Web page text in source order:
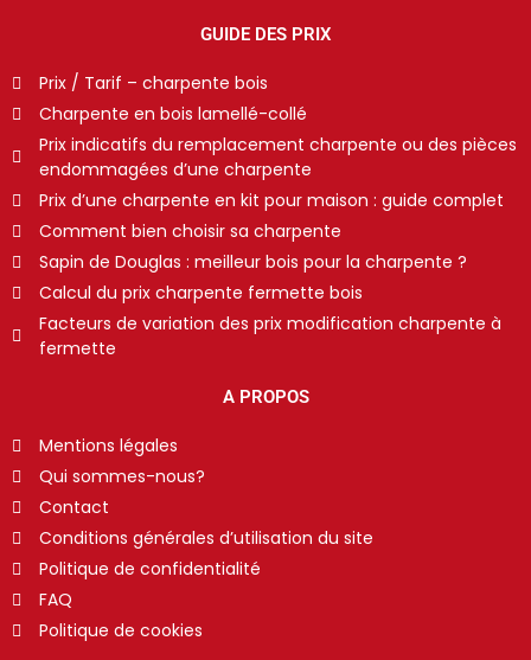
GUIDE DES PRIX
Prix / Tarif – charpente bois
Charpente en bois lamellé-collé
Prix indicatifs du remplacement charpente ou des pièces
endommagées d’une charpente
Prix d’une charpente en kit pour maison : guide complet
Comment bien choisir sa charpente
Sapin de Douglas : meilleur bois pour la charpente ?
Calcul du prix charpente fermette bois
Facteurs de variation des prix modification charpente à
fermette
A PROPOS
Mentions légales
Qui sommes-nous?
Contact
Conditions générales d’utilisation du site
Politique de confidentialité
FAQ
Politique de cookies